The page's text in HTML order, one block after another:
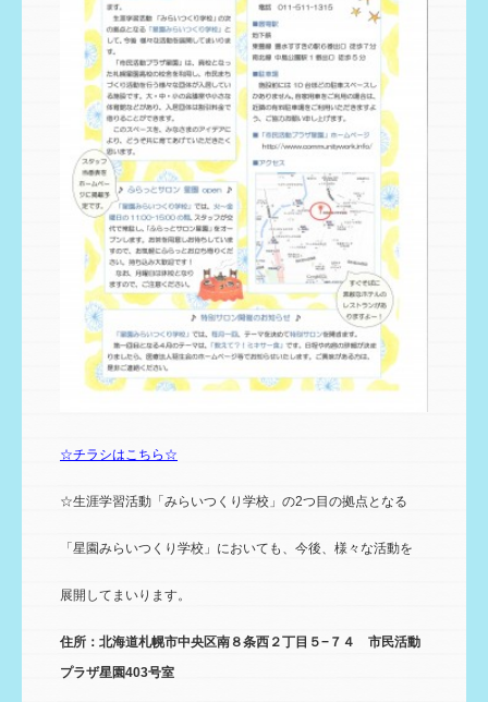
☆チラシはこちら☆
☆生涯学習活動「みらいつくり学校」の2つ目の拠点となる
「星園みらいつくり学校」においても、今後、様々な活動を
展開してまいります。
住所：北海道札幌市中央区南８条西２丁目５−７４ 市民活動
プラザ星園403号室